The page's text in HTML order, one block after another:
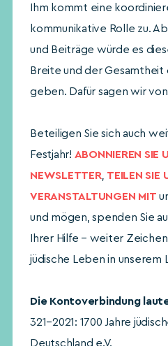
Ihm kommt eine
kommunikative Rolle zu.
und Beiträge würde es
Breite und der
geben. Dafür sagen wir
Beteiligen Sie sich auch
Festjahr! ABONNIEREN SIE
NEWSLETTER, TEILEN SIE
VERANSTALTUNGEN MIT
und mögen, spenden Sie
Ihrer Hilfe – weiter
jüdische Leben in unserem
Die Kontoverbindung
321–2021: 1700 Jahre
Deutschland e.V.